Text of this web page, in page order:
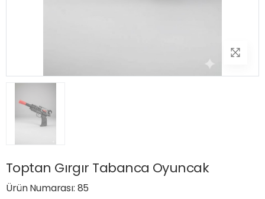
Toptan Gırgır Tabanca Oyuncak
Ürün Numarası: 85